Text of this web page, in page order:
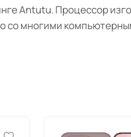
Antutu. Процессор
со многими